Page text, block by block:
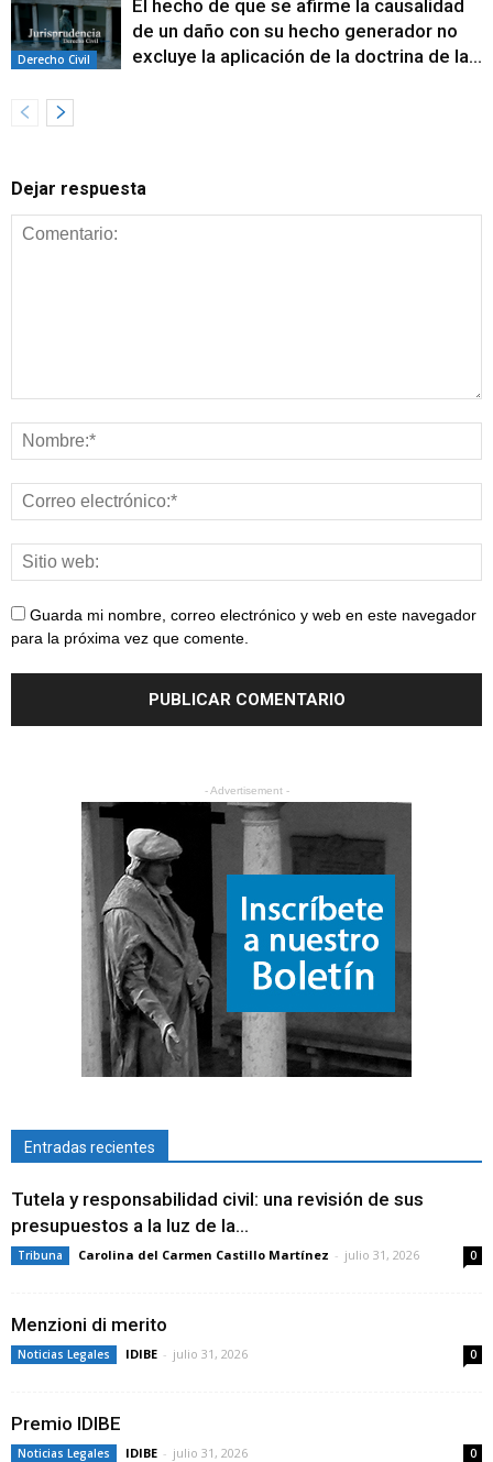
Derecho Civil
El hecho de que se afirme la causalidad
de un daño con su hecho generador no
excluye la aplicación de la doctrina de la...
Dejar respuesta
Guarda mi nombre, correo electrónico y web en este navegador
para la próxima vez que comente.
- Advertisement -
Entradas recientes
Tutela y responsabilidad civil: una revisión de sus
presupuestos a la luz de la...
Tribuna Carolina del Carmen Castillo Martínez - julio 31, 2026 0
Menzioni di merito
Noticias Legales IDIBE - julio 31, 2026 0
Premio IDIBE
Noticias Legales IDIBE - julio 31, 2026 0